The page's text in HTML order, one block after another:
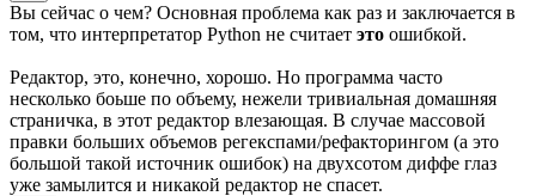
Вы сейчас о чем? Основная проблема как раз и заключается в
том, что интерпретатор Python не считает это ошибкой.
Редактор, это, конечно, хорошо. Но программа часто
несколько боьше по объему, нежели тривиальная домашняя
страничка, в этот редактор влезающая. В случае массовой
правки больших объемов регекспами/рефакторингом (а это
большой такой источник ошибок) на двухсотом диффе глаз
уже замылится и никакой редактор не спасет.